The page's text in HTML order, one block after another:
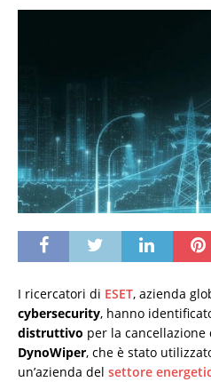
I ricercatori di ESET, azienda
cybersecurity, hanno
distruttivo per la
DynoWiper, che è stato
un’azienda del settore